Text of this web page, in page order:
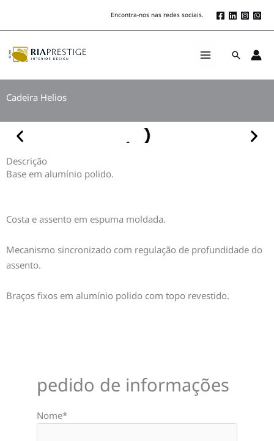
Encontra-nos nas redes sociais.
Search
Cadeira Helios
Descrição
Base em alumínio polido.
Costa e assento em espuma moldada.
Mecanismo sincronizado com regulação de profundidade do
assento.
Braços fixos em alumínio polido com topo revestido.
pedido de informações
Nome*